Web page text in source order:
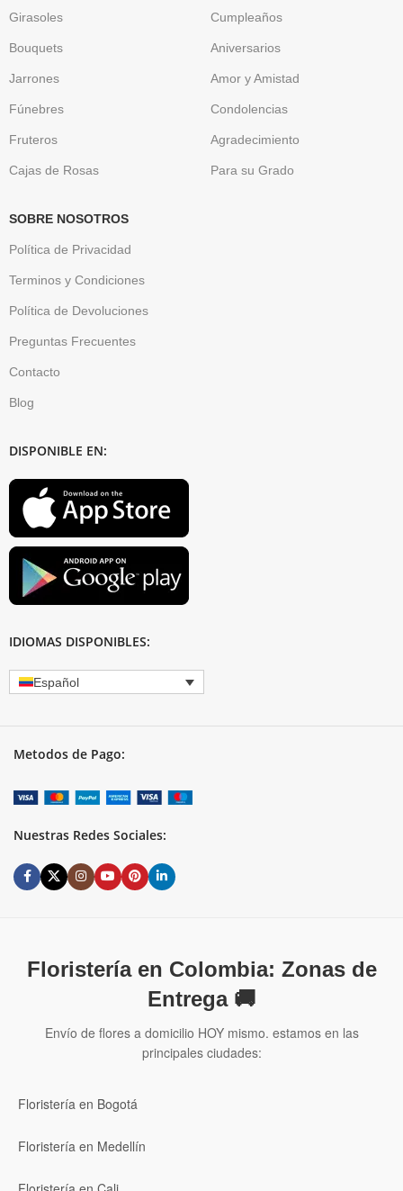
Girasoles
Bouquets
Jarrones
Fúnebres
Fruteros
Cajas de Rosas
Cumpleaños
Aniversarios
Amor y Amistad
Condolencias
Agradecimiento
Para su Grado
SOBRE NOSOTROS
Política de Privacidad
Terminos y Condiciones
Política de Devoluciones
Preguntas Frecuentes
Contacto
Blog
DISPONIBLE EN:
IDIOMAS DISPONIBLES:
Español
Metodos de Pago:
Nuestras Redes Sociales:
Floristería en Colombia: Zonas de
Entrega 🚚
Envío de flores a domicilio HOY mismo. estamos en las
principales ciudades:
Floristería en Bogotá
Floristería en Medellín